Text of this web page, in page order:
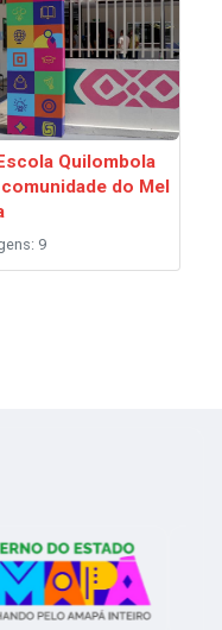
Quilombola
do Mel
9